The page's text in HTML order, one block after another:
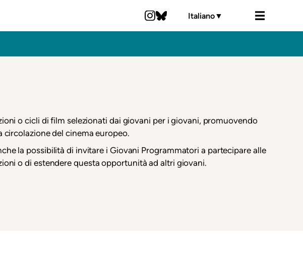
Italiano▼
o cicli di film selezionati dai giovani per i giovani, promuovendo
circolazione del cinema europeo.
la possibilità di invitare i Giovani Programmatori a partecipare alle
o di estendere questa opportunità ad altri giovani.